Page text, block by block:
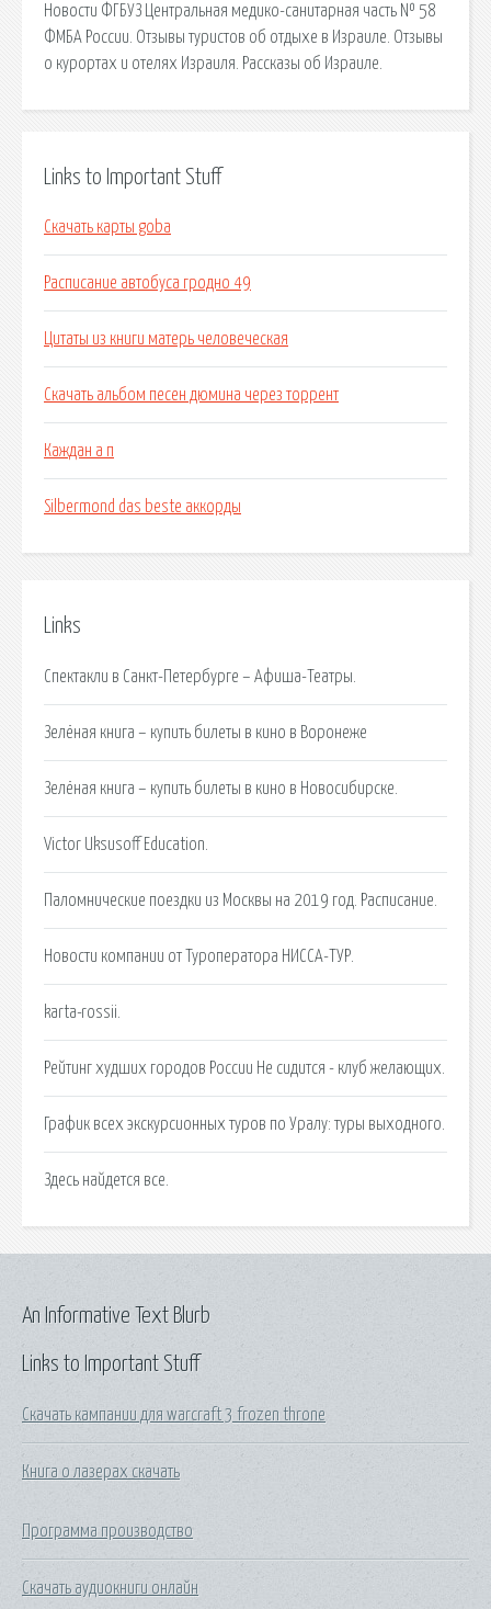
Новости ФГБУЗ Центральная медико-санитарная часть № 58
ФМБА России. Отзывы туристов об отдыхе в Израиле. Отзывы
о курортах и отелях Израиля. Рассказы об Израиле.
Links to Important Stuff
Скачать карты goba
Расписание автобуса гродно 49
Цитаты из книги матерь человеческая
Скачать альбом песен дюмина через торрент
Каждан а п
Silbermond das beste аккорды
Links
Спектакли в Санкт-Петербурге – Афиша-Театры.
Зелёная книга – купить билеты в кино в Воронеже
Зелёная книга – купить билеты в кино в Новосибирске.
Viсtor Uksusoff Education.
Паломнические поездки из Москвы на 2019 год. Расписание.
Новости компании от Туроператора НИССА-ТУР.
karta-rossii.
Рейтинг худших городов России Не сидится - клуб желающих.
График всех экскурсионных туров по Уралу: туры выходного.
Здесь найдется все.
Links to Important Stuff
Скачать кампании для warcraft 3 frozen throne
Книга о лазерах скачать
Программа производство
Скачать аудиокниги онлайн
An Informative Text Blurb